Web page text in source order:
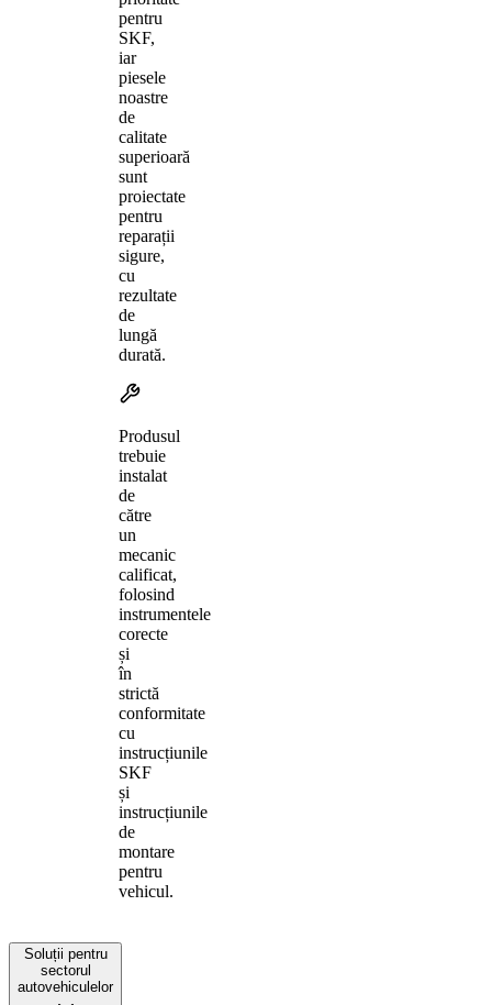
pentru
SKF,
iar
piesele
noastre
de
calitate
superioară
sunt
proiectate
pentru
reparații
sigure,
cu
rezultate
de
lungă
durată.
Produsul
trebuie
instalat
de
către
un
mecanic
calificat,
folosind
instrumentele
corecte
și
în
strictă
conformitate
cu
instrucțiunile
SKF
și
instrucțiunile
de
montare
pentru
vehicul.
Soluții pentru
sectorul
autovehiculelor